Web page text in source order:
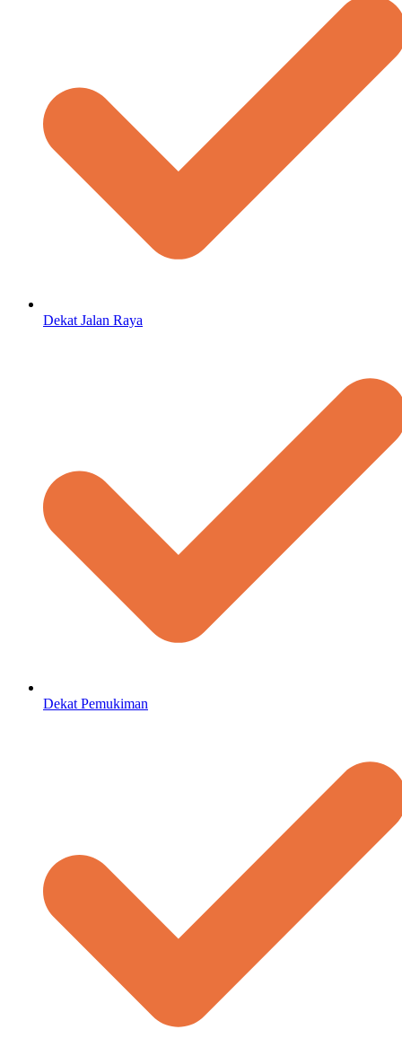
Dekat Jalan Raya
Dekat Pemukiman